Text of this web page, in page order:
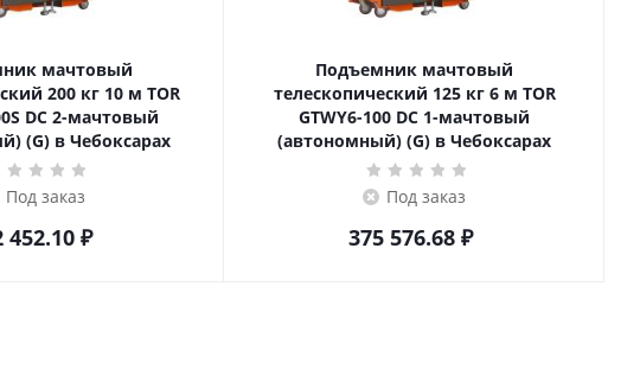
мачтовый
кг 10 м TOR
DC 2-мачтовый
(G) в Чебоксарах
Под заказ
452.10₽
Подъемник мачтовый
телескопический 125 кг 6 м TOR
GTWY6-100 DC 1-мачтовый
(автономный) (G) в Чебоксарах
Под заказ
375 576.68₽